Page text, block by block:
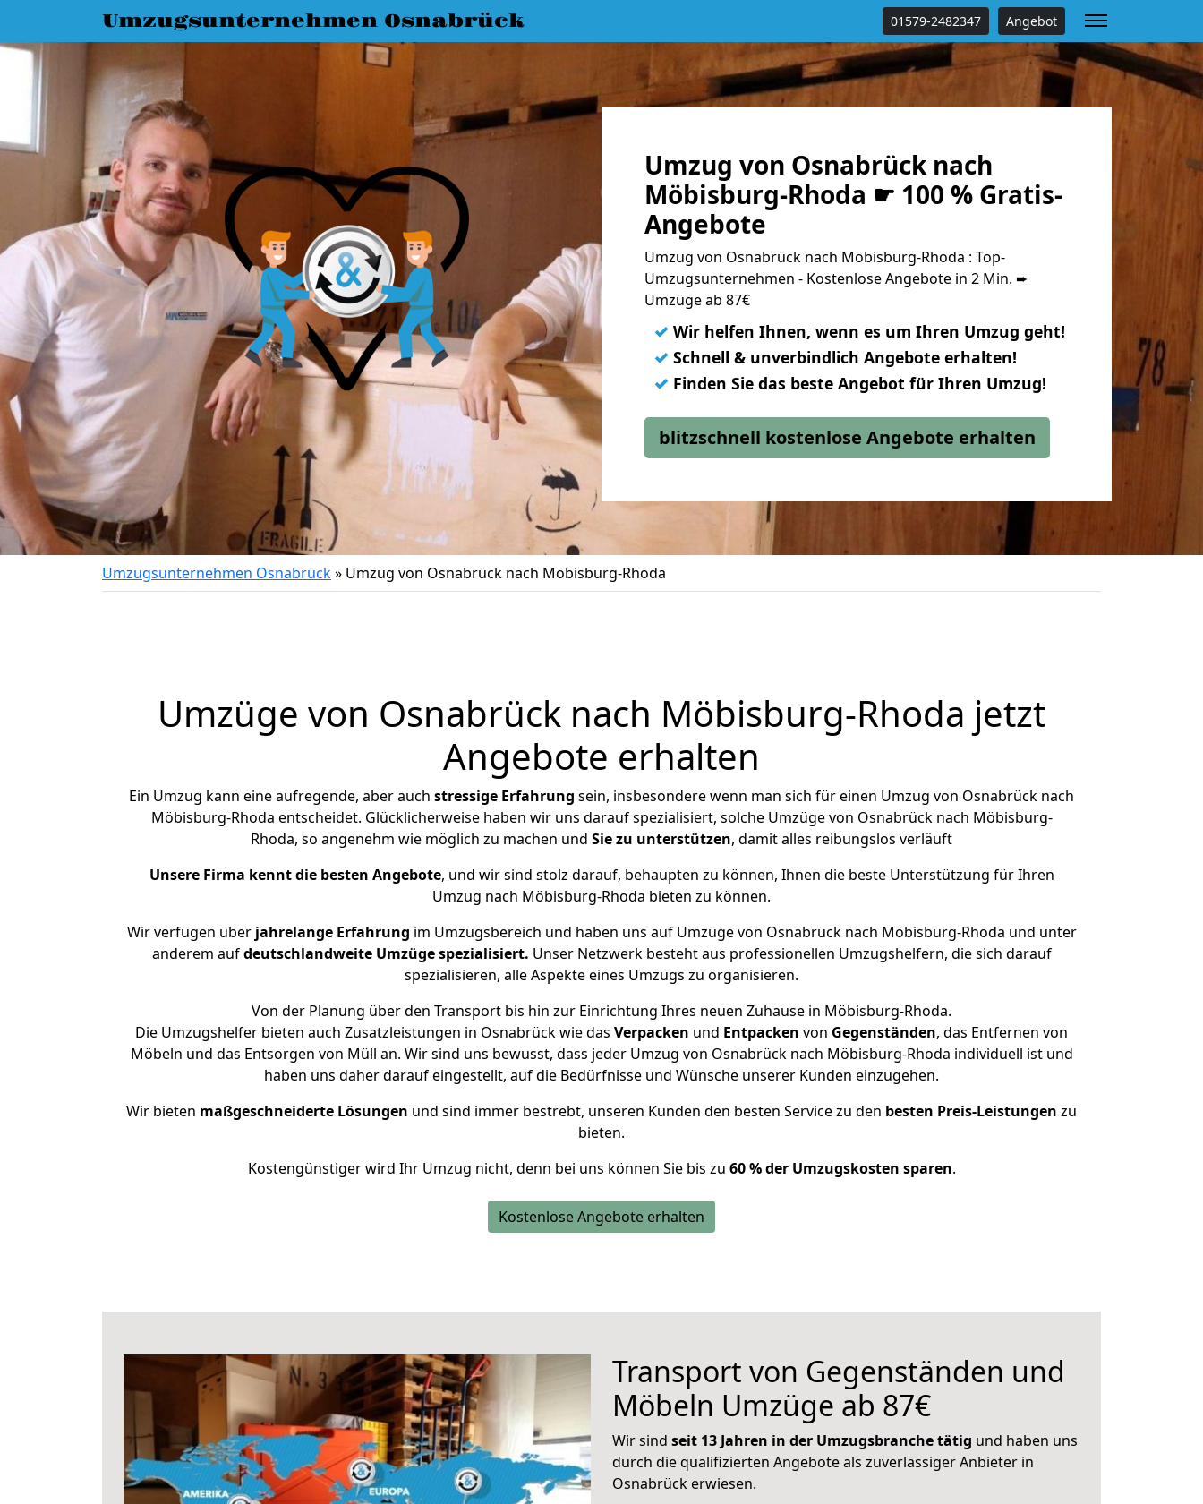
Umzugsunternehmen Osnabrück 01579-2482347 Angebot
Umzug von Osnabrück nach
Möbisburg-Rhoda ☛ 100 % Gratis-
Angebote
Umzug von Osnabrück nach Möbisburg-Rhoda : Top-
Umzugsunternehmen - Kostenlose Angebote in 2 Min. ➨
Umzüge ab 87€
✓ Wir helfen Ihnen, wenn es um Ihren Umzug geht!
✓ Schnell & unverbindlich Angebote erhalten!
✓ Finden Sie das beste Angebot für Ihren Umzug!
blitzschnell kostenlose Angebote erhalten
Umzugsunternehmen Osnabrück» Umzug von Osnabrück nach Möbisburg-Rhoda
Umzüge von Osnabrück nach Möbisburg-Rhoda jetzt
Angebote erhalten
Ein Umzug kann eine aufregende, aber auch stressige Erfahrung sein, insbesondere wenn man sich für einen Umzug von Osnabrück nach
Möbisburg-Rhoda entscheidet. Glücklicherweise haben wir uns darauf spezialisiert, solche Umzüge von Osnabrück nach Möbisburg-
Rhoda, so angenehm wie möglich zu machen und Sie zu unterstützen, damit alles reibungslos verläuft
Unsere Firma kennt die besten Angebote, und wir sind stolz darauf, behaupten zu können, Ihnen die beste Unterstützung für Ihren
Umzug nach Möbisburg-Rhoda bieten zu können.
Wir verfügen überjahrelange Erfahrung im Umzugsbereich und haben uns auf Umzüge von Osnabrück nach Möbisburg-Rhoda und unter
anderem aufdeutschlandweite Umzüge spezialisiert. Unser Netzwerk besteht aus professionellen Umzugshelfern, die sich darauf
spezialisieren, alle Aspekte eines Umzugs zu organisieren.
Von der Planung über den Transport bis hin zur Einrichtung Ihres neuen Zuhause in Möbisburg-Rhoda.
Die Umzugshelfer bieten auch Zusatzleistungen in Osnabrück wie das Verpacken und Entpacken von Gegenständen, das Entfernen von
Möbeln und das Entsorgen von Müll an. Wir sind uns bewusst, dass jeder Umzug von Osnabrück nach Möbisburg-Rhoda individuell ist und
haben uns daher darauf eingestellt, auf die Bedürfnisse und Wünsche unserer Kunden einzugehen.
Wir bieten maßgeschneiderte Lösungen und sind immer bestrebt, unseren Kunden den besten Service zu den besten Preis-Leistungen zu
bieten.
Kostengünstiger wird Ihr Umzug nicht, denn bei uns können Sie bis zu 60 % der Umzugskosten sparen.
Kostenlose Angebote erhalten
Transport von Gegenständen und
Möbeln Umzüge ab 87€
Wir sind seit 13 Jahren in der Umzugsbranche tätig und haben uns
durch die qualifizierten Angebote als zuverlässiger Anbieter in
Osnabrück erwiesen.